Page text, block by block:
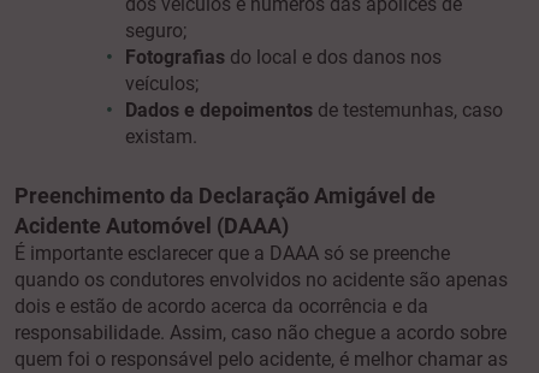
dos veículos e números das apólices de
seguro;
Fotografias do local e dos danos nos
veículos;
Dados e depoimentos de testemunhas, caso
existam.
Preenchimento da Declaração Amigável de
Acidente Automóvel (DAAA)
É importante esclarecer que a DAAA só se preenche
quando os condutores envolvidos no acidente são apenas
dois e estão de acordo acerca da ocorrência e da
responsabilidade. Assim, caso não chegue a acordo sobre
quem foi o responsável pelo acidente, é melhor chamar as